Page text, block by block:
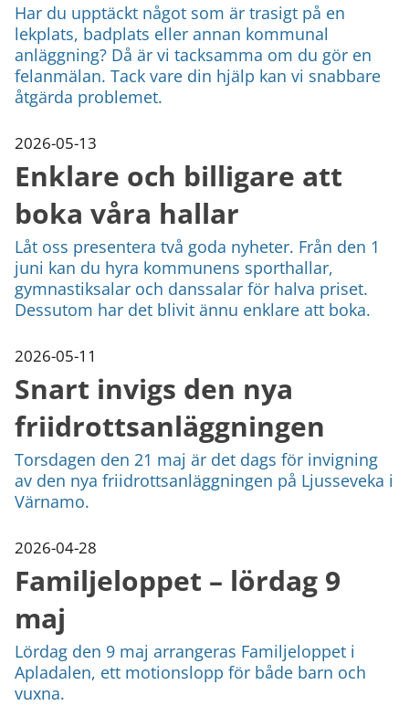
Har du upptäckt något som är trasigt på en
lekplats, badplats eller annan kommunal
anläggning? Då är vi tacksamma om du gör en
felanmälan. Tack vare din hjälp kan vi snabbare
åtgärda problemet.
2026-05-13
Enklare och billigare att
boka våra hallar
Låt oss presentera två goda nyheter. Från den 1
juni kan du hyra kommunens sporthallar,
gymnastiksalar och danssalar för halva priset.
Dessutom har det blivit ännu enklare att boka.
2026-05-11
Snart invigs den nya
friidrottsanläggningen
Torsdagen den 21 maj är det dags för invigning
av den nya friidrottsanläggningen på Ljusseveka i
Värnamo.
2026-04-28
Familjeloppet – lördag 9
maj
Lördag den 9 maj arrangeras Familjeloppet i
Apladalen, ett motionslopp för både barn och
vuxna.